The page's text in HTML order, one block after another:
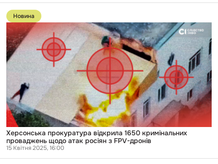
Перейти
до
публікації
Херсонська
прокуратура
відкрила
1650
кримінальних
проваджень
атак
росіян
FPV-
дронів
Новина
Херсонська прокуратура відкрила 1650 кримінальних
проваджень щодо атак росіян з FPV-дронів
15 Квітня 2025, 16:00